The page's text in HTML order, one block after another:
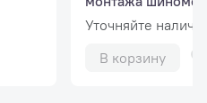
станка
Уточняйте
В корзину